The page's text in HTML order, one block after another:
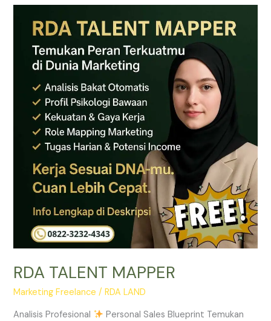
RDA TALENT MAPPER
Marketing Freelance /RDA LAND
Analisis Profesional
Personal Sales Blueprint Temukan
TALENT